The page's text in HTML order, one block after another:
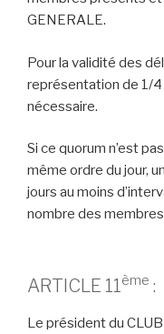
GENERALE.
Pour la validité des
représentation de 1/4
nécessaire.
Si ce quorum n’est
même ordre du jour,
jours au moins
nombre des
ARTICLE 11 ème :
Le président du